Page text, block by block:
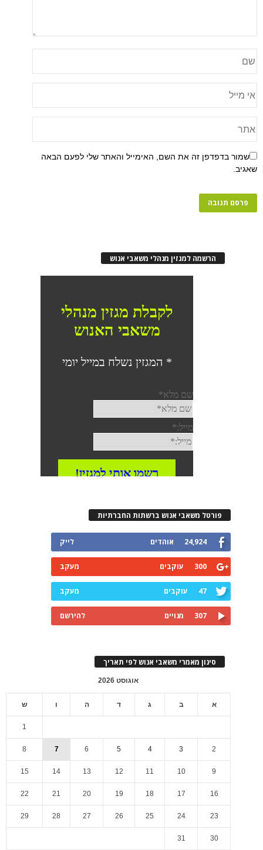
שמור בדפדפן זה את השם, האימייל והאתר שלי לפעם הבאה
שאגיב.
הרשמה למגזין מנהלי משאבי אנוש
פורטל משאבי אנוש ברשתות החברתיות
24,924 אוהדים לייק
300 עוקבים מעקב
47 עוקבים מעקב
307 מנויים להירשם
סינון מאמרי משאבי אנוש לפי תאריך
אוגוסט 2026
א ב ג ד ה ו ש
1
2
3
4
5
6
7
8
9
10
11
12
13
14
15
16
17
18
19
20
21
22
23
24
25
26
27
28
29
30
31